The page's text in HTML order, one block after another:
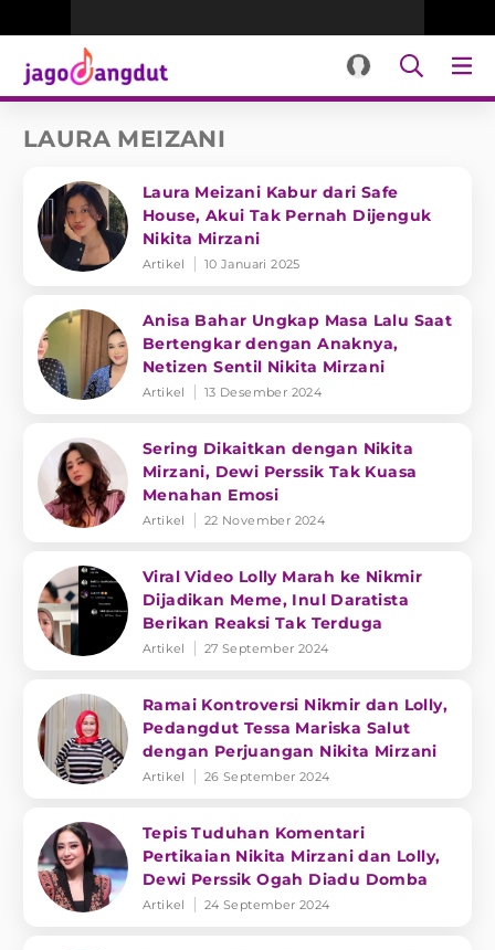
LAURA MEIZANI
Laura Meizani Kabur dari Safe
House, Akui Tak Pernah Dijenguk
Nikita Mirzani
Artikel 10 Januari 2025
Anisa Bahar Ungkap Masa Lalu Saat
Bertengkar dengan Anaknya,
Netizen Sentil Nikita Mirzani
Artikel 13 Desember 2024
Sering Dikaitkan dengan Nikita
Mirzani, Dewi Perssik Tak Kuasa
Menahan Emosi
Artikel 22 November 2024
Viral Video Lolly Marah ke Nikmir
Dijadikan Meme, Inul Daratista
Berikan Reaksi Tak Terduga
Artikel 27 September 2024
Ramai Kontroversi Nikmir dan Lolly,
Pedangdut Tessa Mariska Salut
dengan Perjuangan Nikita Mirzani
Artikel 26 September 2024
Tepis Tuduhan Komentari
Pertikaian Nikita Mirzani dan Lolly,
Dewi Perssik Ogah Diadu Domba
Artikel 24 September 2024